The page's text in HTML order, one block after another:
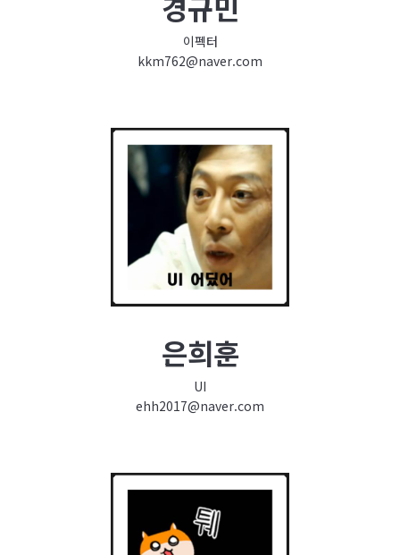
이펙터
kkm762@naver.com
은희훈
UI
ehh2017@naver.com